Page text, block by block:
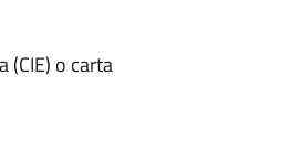
(CIE) o carta